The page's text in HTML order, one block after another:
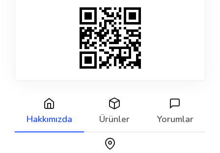
Hakkımızda Ürünler Yorumlar